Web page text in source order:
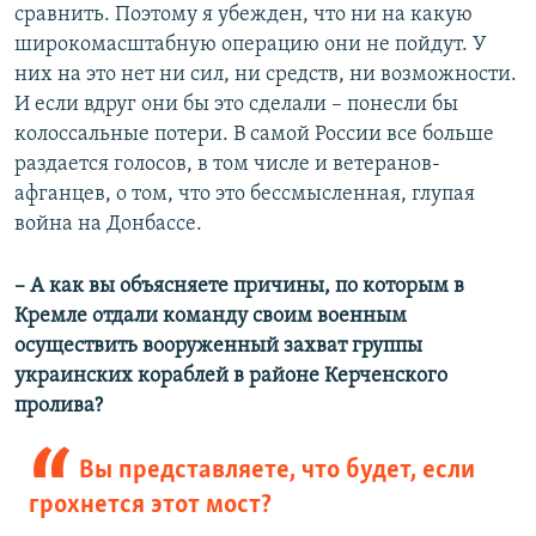
сравнить. Поэтому я убежден, что ни на какую
широкомасштабную операцию они не пойдут. У
них на это нет ни сил, ни средств, ни возможности.
И если вдруг они бы это сделали – понесли бы
колоссальные потери. В самой России все больше
раздается голосов, в том числе и ветеранов-
афганцев, о том, что это бессмысленная, глупая
война на Донбассе.
– А как вы объясняете причины, по которым в
Кремле отдали команду своим военным
осуществить вооруженный захват группы
украинских кораблей в районе Керченского
пролива?
Вы представляете, что будет, если
грохнется этот мост?